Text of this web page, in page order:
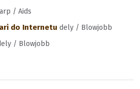
/ Aids
do Internetu dely / Blowjobb
/ Blowjobb